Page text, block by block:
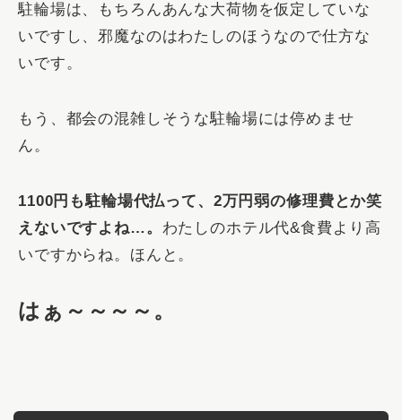
駐輪場は、もちろんあんな大荷物を仮定していな
いですし、邪魔なのはわたしのほうなので仕方な
いです。
もう、都会の混雑しそうな駐輪場には停めませ
ん。
1100円も駐輪場代払って、2万円弱の修理費とか笑
えないですよね…。 わたしのホテル代&食費より高
いですからね。ほんと。
はぁ～～～～。